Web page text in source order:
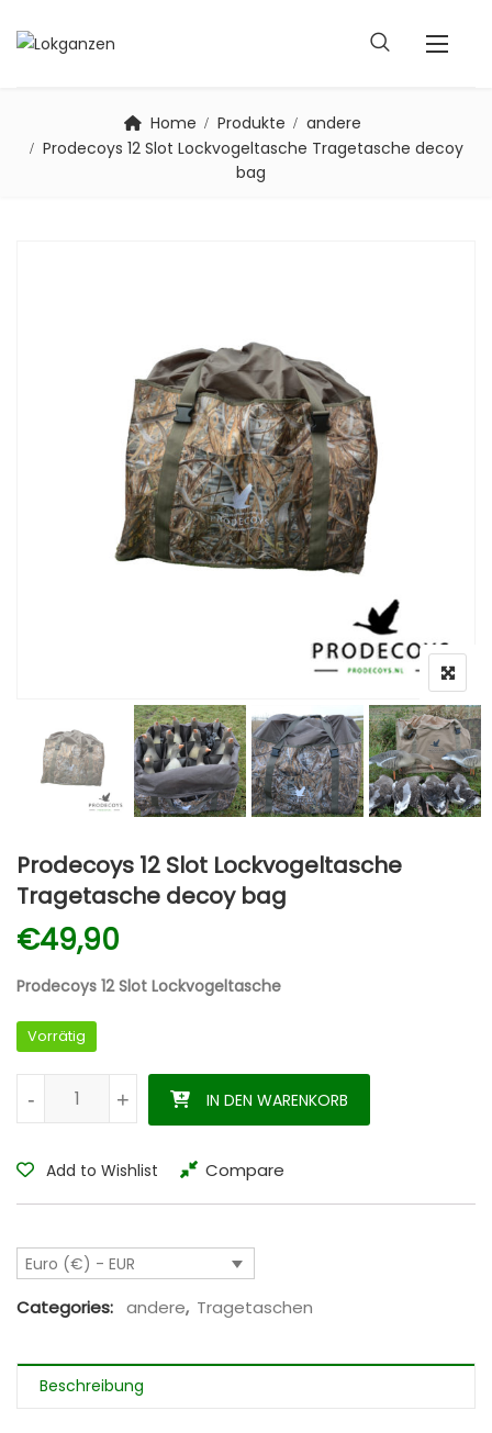
Home Produkte
andere
Prodecoys 12 Slot Lockvogeltasche Tragetasche decoy
bag
Prodecoys 12 Slot Lockvogeltasche
Tragetasche decoy bag
€49,90
Prodecoys 12 Slot Lockvogeltasche
Vorrätig
Prodecoys 12 Slot Lockvogeltasche Tragetasche decoy bag
+
- +
- IN DEN WARENKORB
Add to Wishlist Compare
Euro (€) - EUR
Categories: andere, Tragetaschen
Beschreibung